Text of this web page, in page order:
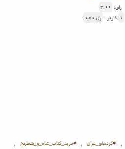
رای: ۳.۰۰
۱ کاربر - رای دهید
، #کردهای_عراق ، #خرید_کتاب_شاه_و_شطرنج ،